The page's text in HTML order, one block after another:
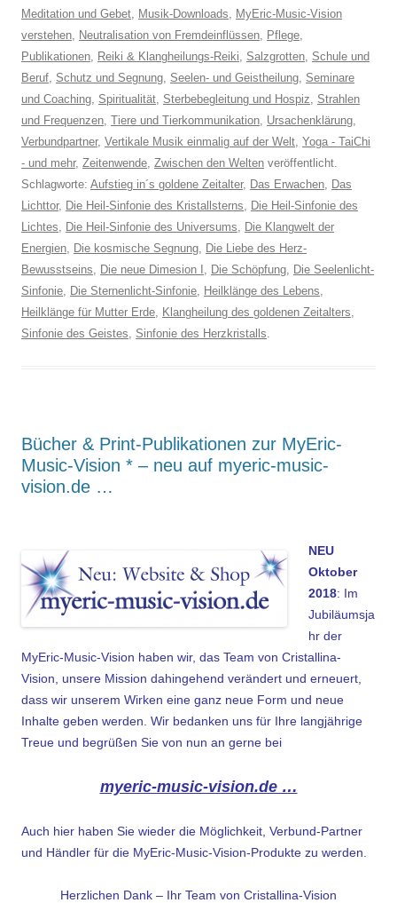
Meditation und Gebet, Musik-Downloads, MyEric-Music-Vision
verstehen, Neutralisation von Fremdeinflüssen, Pflege,
Publikationen, Reiki & Klangheilungs-Reiki, Salzgrotten, Schule und
Beruf, Schutz und Segnung, Seelen- und Geistheilung, Seminare
und Coaching, Spiritualität, Sterbebegleitung und Hospiz, Strahlen
und Frequenzen, Tiere und Tierkommunikation, Ursachenklärung,
Verbundpartner, Vertikale Musik einmalig auf der Welt, Yoga - TaiChi
- und mehr, Zeitenwende, Zwischen den Welten veröffentlicht.
Schlagworte: Aufstieg in´s goldene Zeitalter, Das Erwachen, Das
Lichttor, Die Heil-Sinfonie des Kristallsterns, Die Heil-Sinfonie des
Lichtes, Die Heil-Sinfonie des Universums, Die Klangwelt der
Energien, Die kosmische Segnung, Die Liebe des Herz-
Bewusstseins, Die neue Dimesion I , Die Schöpfung, Die Seelenlicht-
Sinfonie, Die Sternenlicht-Sinfonie, Heilklänge des Lebens,
Heilklänge für Mutter Erde, Klangheilung des goldenen Zeitalters,
Sinfonie des Geistes, Sinfonie des Herzkristalls.
Bücher & Print-Publikationen zur MyEric-
Music-Vision * – neu auf myeric-music-
vision.de …
NEU
Oktober
2018: Im
Jubiläumsja
hr der
MyEric-Music-Vision haben wir, das Team von Cristallina-
Vision, unsere Mission dahingehend verändert und erneuert,
dass wir unserem Wirken eine ganz neue Form und neue
Inhalte geben werden. Wir bedanken uns für Ihre langjährige
Treue und begrüßen Sie von nun an gerne bei
myeric-music-vision.de …
Auch hier haben Sie wieder die Möglichkeit, Verbund-Partner
und Händler für die MyEric-Music-Vision-Produkte zu werden.
Herzlichen Dank – Ihr Team von Cristallina-Vision